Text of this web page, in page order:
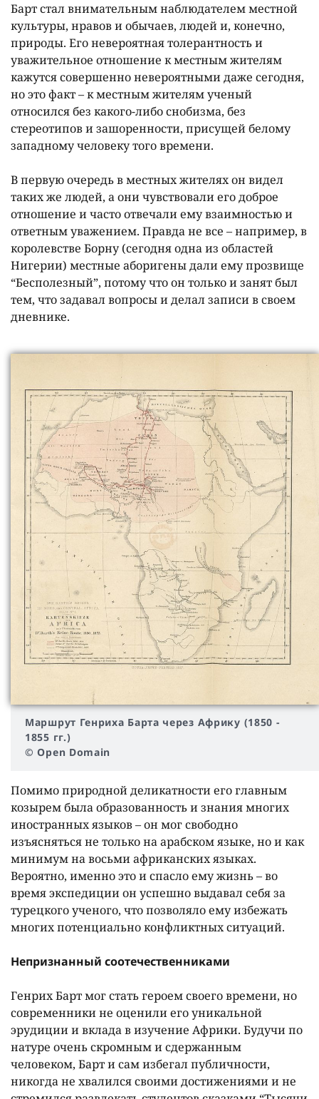
Барт стал внимательным наблюдателем местной
культуры, нравов и обычаев, людей и, конечно,
природы. Его невероятная толерантность и
уважительное отношение к местным жителям
кажутся совершенно невероятными даже сегодня,
но это факт – к местным жителям ученый
относился без какого-либо снобизма, без
стереотипов и зашоренности, присущей белому
западному человеку того времени.
В первую очередь в местных жителях он видел
таких же людей, а они чувствовали его доброе
отношение и часто отвечали ему взаимностью и
ответным уважением. Правда не все – например, в
королевстве Борну (сегодня одна из областей
Нигерии) местные аборигены дали ему прозвище
“Бесполезный”, потому что он только и занят был
тем, что задавал вопросы и делал записи в своем
дневнике.
Маршрут Генриха Барта через Африку (1850 -
1855 гг.)
© Open Domain
Помимо природной деликатности его главным
козырем была образованность и знания многих
иностранных языков – он мог свободно
изъясняться не только на арабском языке, но и как
минимум на восьми африканских языках.
Вероятно, именно это и спасло ему жизнь – во
время экспедиции он успешно выдавал себя за
турецкого ученого, что позволяло ему избежать
многих потенциально конфликтных ситуаций.
Непризнанный соотечественниками
Генрих Барт мог стать героем своего времени, но
современники не оценили его уникальной
эрудиции и вклада в изучение Африки. Будучи по
натуре очень скромным и сдержанным
человеком, Барт и сам избегал публичности,
никогда не хвалился своими достижениями и не